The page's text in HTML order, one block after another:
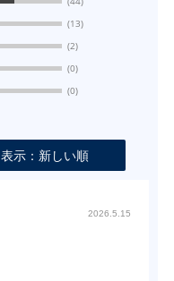
(13)
(2)
(0)
(0)
表示：新しい順
2026.5.15